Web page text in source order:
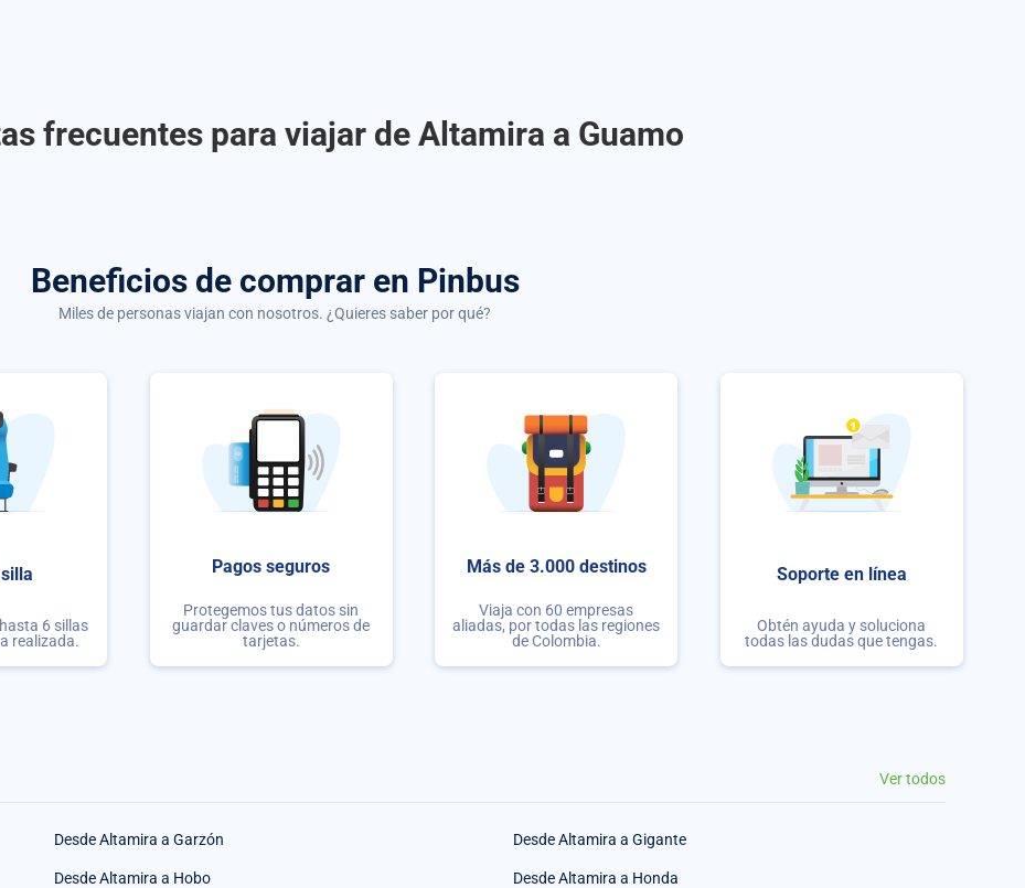
frecuentes para viajar de Altamira a Guamo
Beneficios de comprar en Pinbus
Miles de personas viajan con nosotros. ¿Quieres saber por qué?
6 sillas
realizada.
Pagos seguros
Protegemos tus datos sin
guardar claves o números de
tarjetas.
Más de 3.000 destinos
Viaja con 60 empresas
aliadas, por todas las regiones
de Colombia.
Soporte en línea
Obtén ayuda y soluciona
todas las dudas que tengas.
Ver todos
Desde Altamira a Garzón Desde Altamira a Gigante
Desde Altamira a Hobo Desde Altamira a Honda